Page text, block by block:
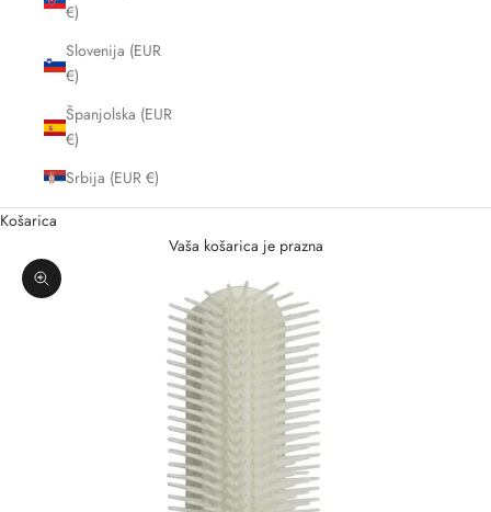
€)
Slovenija (EUR
€)
Španjolska (EUR
€)
Srbija (EUR €)
Košarica
Vaša košarica je prazna
Zoom